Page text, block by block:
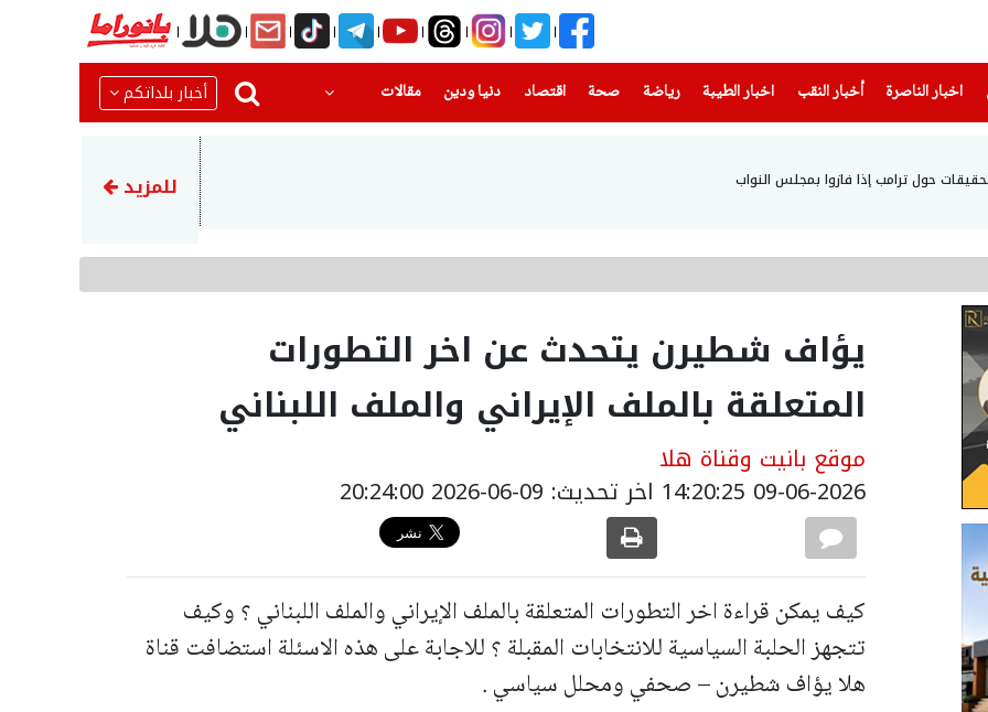
اخبار الناصرة
(current) أخبار النقب اخبار الطيبة(current) رياضة
(current) صحة(current) اقتصاد دنيا ودين
(current) مقالات أخبار بلداتكم
حول ترامب إذا فازوا بمجلس النواب ميدالية ذهبية لجولان
للمزيد
يؤاف شطيرن يتحدث عن اخر التطورات
المتعلقة بالملف الإيراني والملف اللبناني
موقع بانيت وقناة هلا
09-06-2026 14:20:25 اخر تحديث: 09-06-2026 20:24:00
كيف يمكن قراءة اخر التطورات المتعلقة بالملف الإيراني والملف اللبناني ؟ وكيف
تتجهز الحلبة السياسية للانتخابات المقبلة ؟ للاجابة على هذه الاسئلة استضافت قناة
هلا يؤاف شطيرن – صحفي ومحلل سياسي .